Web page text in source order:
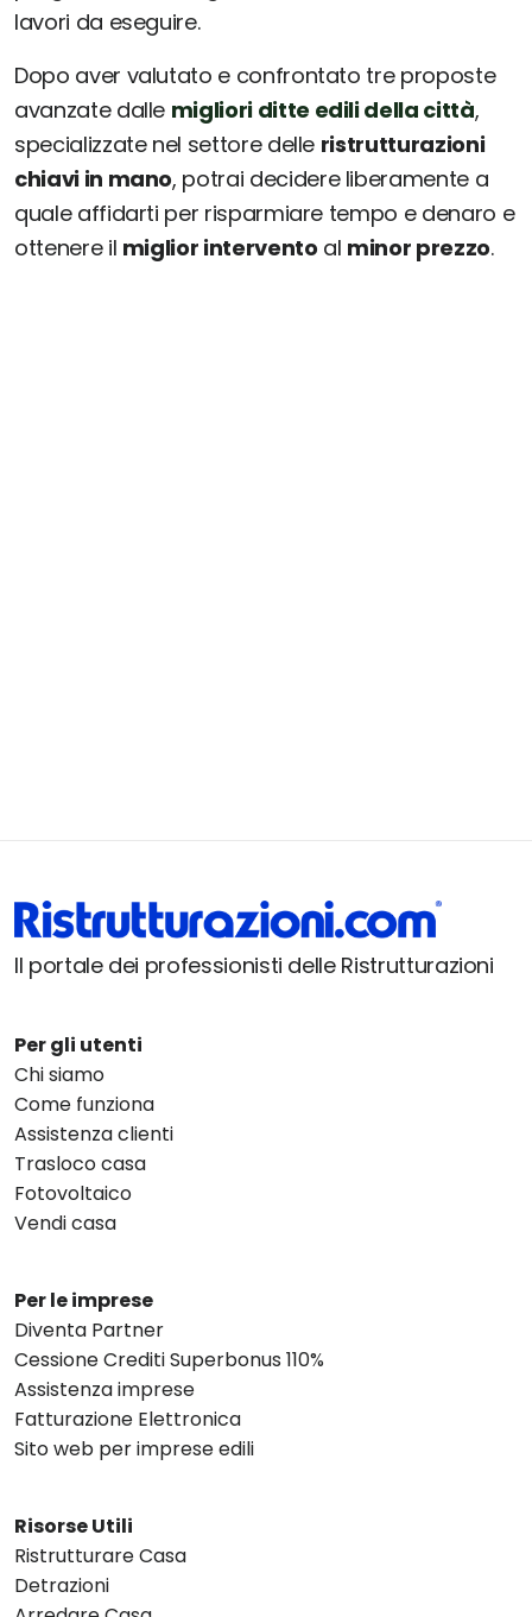
lavori da eseguire.
Dopo aver valutato e confrontato tre proposte
avanzate dalle migliori ditte edili della città,
specializzate nel settore delle ristrutturazioni
chiavi in mano, potrai decidere liberamente a
quale affidarti per risparmiare tempo e denaro e
ottenere il miglior intervento al minor prezzo.
Il portale dei professionisti delle Ristrutturazioni
Per gli utenti
Chi siamo
Come funziona
Assistenza clienti
Trasloco casa
Fotovoltaico
Vendi casa
Per le imprese
Diventa Partner
Cessione Crediti Superbonus 110%
Assistenza imprese
Fatturazione Elettronica
Sito web per imprese edili
Risorse Utili
Ristrutturare Casa
Detrazioni